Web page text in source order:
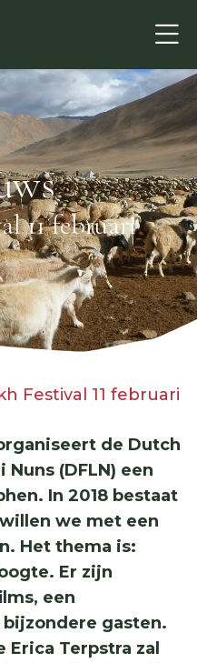
11 februari
Festival 11 februari
de Dutch
(DFLN) een
In 2018 bestaat
willen we met een
Het thema is:
Er zijn
een
gasten.
Terpstra zal